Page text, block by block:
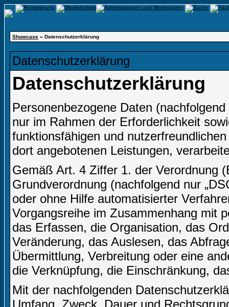
Showcase » Datenschutzerklärung
Datenschutzerklärung
Datenschutzerklärung
Personenbezogene Daten
nur im Rahmen der Erforderlichkeit
funktionsfähigen und
dort angebotenen Leistungen,
Gemäß Art. 4 Ziffer 1. der Verordnung
Grundverordnung (nachfolgend nur
oder ohne Hilfe automatisierter
Vorgangsreihe im Zusammenhang mit
das Erfassen, die Organisation, das
Veränderung, das Auslesen, das
Übermittlung, Verbreitung oder eine
die Verknüpfung, die Einschränkung,
Mit der nachfolgenden